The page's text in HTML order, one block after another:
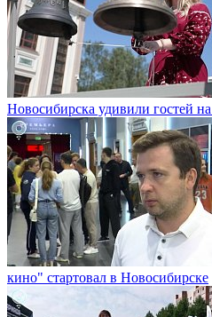
Новосибирска удивили гостей
кино" стартовал в Новосибирске